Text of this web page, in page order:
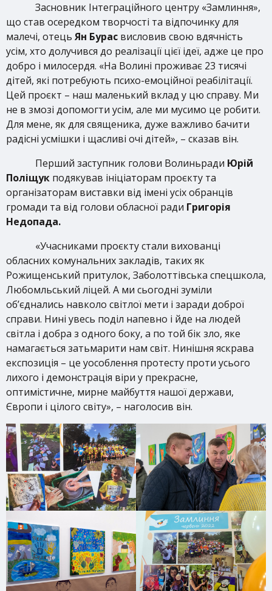
Засновник Інтеграційного центру «Замлиння»,
що став осередком творчості та відпочинку для
малечі, отець Ян Бурас висловив свою вдячність
усім, хто долучився до реалізації цієї ідеї, адже це про
добро і милосердя. «На Волині проживає 23 тисячі
дітей, які потребують психо-емоційної реабілітації.
Цей проєкт – наш маленький вклад у цю справу. Ми
не в змозі допомогти усім, але ми мусимо це робити.
Для мене, як для священика, дуже важливо бачити
радісні усмішки і щасливі очі дітей», – сказав він.
Перший заступник голови Волиньради Юрій
Поліщук подякував ініціаторам проєкту та
організаторам виставки від імені усіх обранців
громади та від голови обласної ради Григорія
Недопада.
«Учасниками проєкту стали вихованці
обласних комунальних закладів, таких як
Рожищенський притулок, Заболоттівська спецшкола,
Любомльський ліцей. А ми сьогодні зуміли
об’єднались навколо світлої мети і заради доброї
справи. Нині увесь поділ напевно і йде на людей
світла і добра з одного боку, а по той бік зло, яке
намагається затьмарити нам світ. Нинішня яскрава
експозиція – це уособлення протесту проти усього
лихого і демонстрація віри у прекрасне,
оптимістичне, мирне майбуття нашої держави,
Європи і цілого світу», – наголосив він.